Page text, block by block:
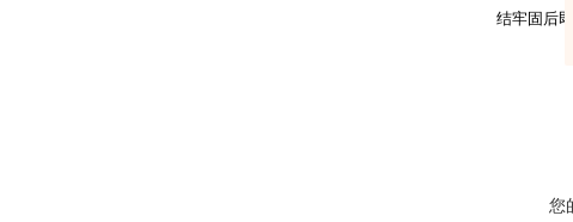
结牢固后
您